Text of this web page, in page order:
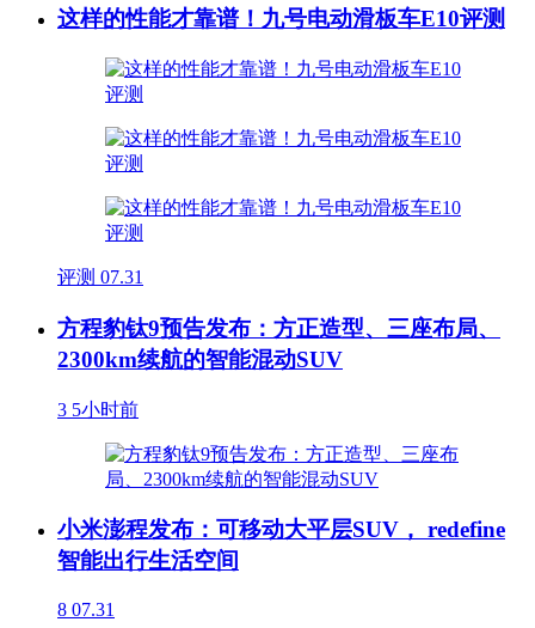
这样的性能才靠谱！九号电动滑板车E10评测
评测 07.31
方程豹钛9预告发布：方正造型、三座布局、
2300km续航的智能混动SUV
3 5小时前
小米澎程发布：可移动大平层SUV， redefine
智能出行生活空间
8 07.31